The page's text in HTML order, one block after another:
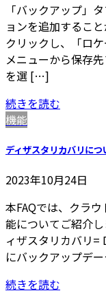
「バックアップ」
ョンを追加するこ
クリックし、「ロ
メニューから保存
を選 […]
続きを読む
機能
ディザスタリカバリにつ
2023年10月24日
本FAQでは、クラ
能についてご紹介
ィザスタリカバリ=
にバックアップデ
続きを読む